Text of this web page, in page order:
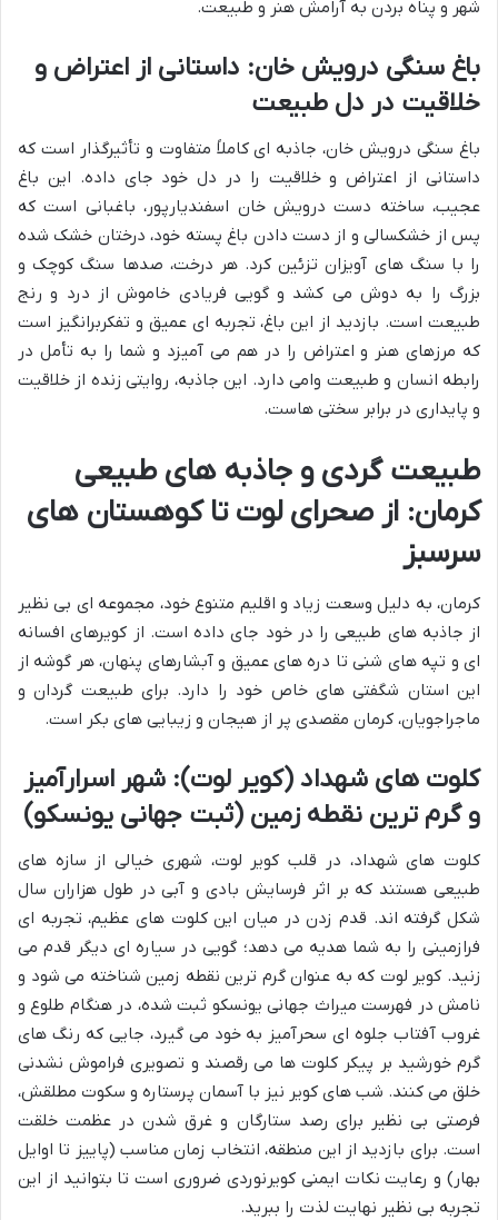
شهر و پناه بردن به آرامش هنر و طبیعت.
باغ سنگی درویش خان: داستانی از اعتراض و
خلاقیت در دل طبیعت
باغ سنگی درویش خان، جاذبه ای کاملاً متفاوت و تأثیرگذار است که
داستانی از اعتراض و خلاقیت را در دل خود جای داده. این باغ
عجیب، ساخته دست درویش خان اسفندیارپور، باغبانی است که
پس از خشکسالی و از دست دادن باغ پسته خود، درختان خشک شده
را با سنگ های آویزان تزئین کرد. هر درخت، صدها سنگ کوچک و
بزرگ را به دوش می کشد و گویی فریادی خاموش از درد و رنج
طبیعت است. بازدید از این باغ، تجربه ای عمیق و تفکربرانگیز است
که مرزهای هنر و اعتراض را در هم می آمیزد و شما را به تأمل در
رابطه انسان و طبیعت وامی دارد. این جاذبه، روایتی زنده از خلاقیت
و پایداری در برابر سختی هاست.
طبیعت گردی و جاذبه های طبیعی
کرمان: از صحرای لوت تا کوهستان های
سرسبز
کرمان، به دلیل وسعت زیاد و اقلیم متنوع خود، مجموعه ای بی نظیر
از جاذبه های طبیعی را در خود جای داده است. از کویرهای افسانه
ای و تپه های شنی تا دره های عمیق و آبشارهای پنهان، هر گوشه از
این استان شگفتی های خاص خود را دارد. برای طبیعت گردان و
ماجراجویان، کرمان مقصدی پر از هیجان و زیبایی های بکر است.
کلوت های شهداد (کویر لوت): شهر اسرارآمیز
و گرم ترین نقطه زمین (ثبت جهانی یونسکو)
کلوت های شهداد، در قلب کویر لوت، شهری خیالی از سازه های
طبیعی هستند که بر اثر فرسایش بادی و آبی در طول هزاران سال
شکل گرفته اند. قدم زدن در میان این کلوت های عظیم، تجربه ای
فرازمینی را به شما هدیه می دهد؛ گویی در سیاره ای دیگر قدم می
زنید. کویر لوت که به عنوان گرم ترین نقطه زمین شناخته می شود و
نامش در فهرست میراث جهانی یونسکو ثبت شده، در هنگام طلوع و
غروب آفتاب جلوه ای سحرآمیز به خود می گیرد، جایی که رنگ های
گرم خورشید بر پیکر کلوت ها می رقصند و تصویری فراموش نشدنی
خلق می کنند. شب های کویر نیز با آسمان پرستاره و سکوت مطلقش،
فرصتی بی نظیر برای رصد ستارگان و غرق شدن در عظمت خلقت
است. برای بازدید از این منطقه، انتخاب زمان مناسب (پاییز تا اوایل
بهار) و رعایت نکات ایمنی کویرنوردی ضروری است تا بتوانید از این
تجربه بی نظیر نهایت لذت را ببرید.